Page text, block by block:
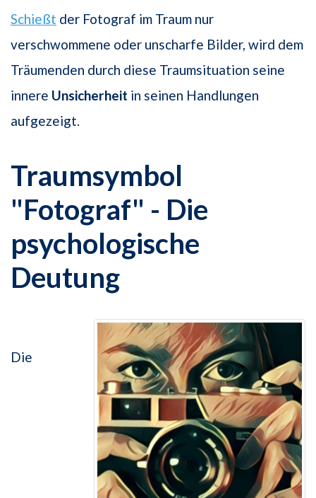
Schießt der Fotograf im Traum nur
verschwommene oder unscharfe Bilder, wird dem
Träumenden durch diese Traumsituation seine
innere Unsicherheit in seinen Handlungen
aufgezeigt.
Traumsymbol
"Fotograf" - Die
psychologische
Deutung
Die